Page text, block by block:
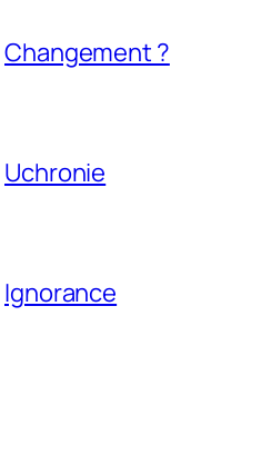
Changement ?
Uchronie
Ignorance